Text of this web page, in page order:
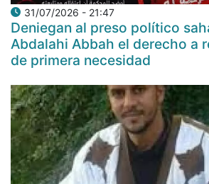
31/07/2026 - 21:47
Deniegan al preso político
Abdalahi Abbah el derecho a
de primera necesidad